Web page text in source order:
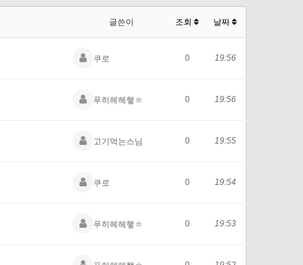
글쓴이 조회 날짜
쿠로 0 19:56
푸히헤헤햏ㅎ 0 19:56
고기먹는스님 0 19:55
쿠로 0 19:54
푸히헤헤햏ㅎ 0 19:53